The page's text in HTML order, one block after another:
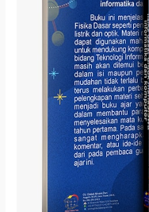
Informatika
Komputer